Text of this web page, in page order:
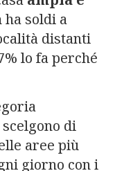
ha soldi a
distanti
lo fa perché
di
aree più
giorno con i